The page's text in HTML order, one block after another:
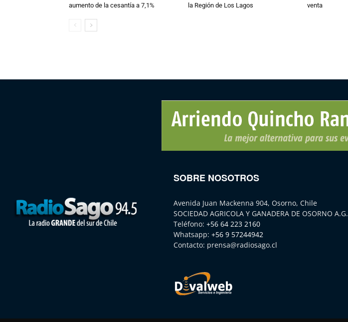
aumento de la cesantía a 7,1%
la Región de Los Lagos
venta
SOBRE NOSOTROS
Avenida Juan Mackenna 904, Osorno, Chile
SOCIEDAD AGRICOLA Y GANADERA DE OSORNO A.G.
Teléfono: +56 64 223 2160
Whatsapp: +56 9 57244942
Contacto: prensa@radiosago.cl